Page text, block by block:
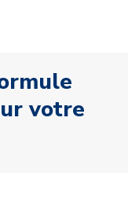
votre